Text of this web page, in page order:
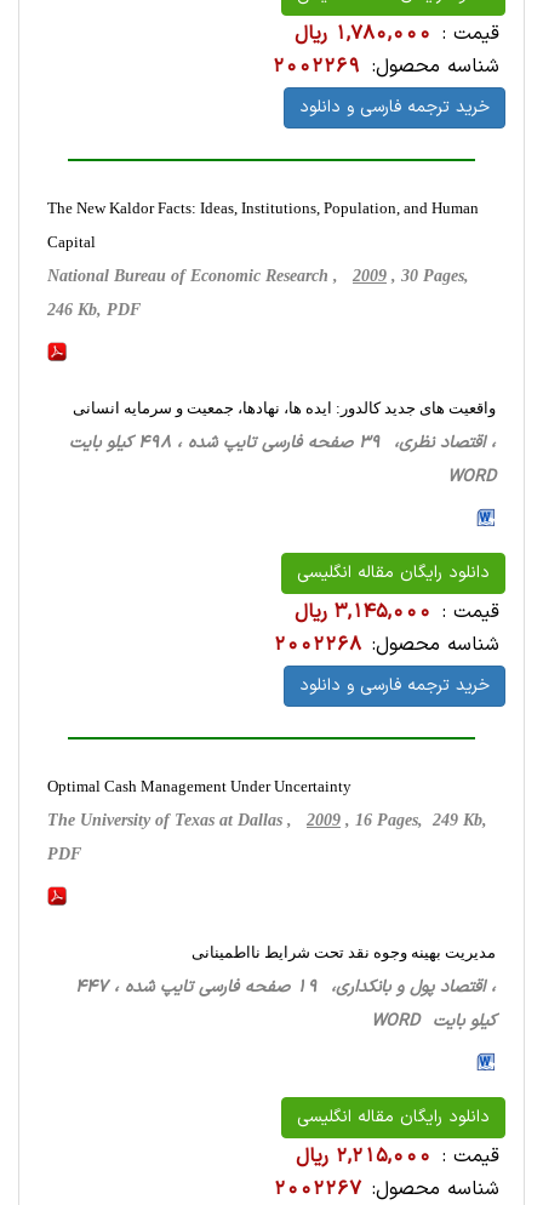
قیمت : 1,780,000 ریال
شناسه محصول: 2002269
خرید ترجمه فارسی و دانلود
The New Kaldor Facts: Ideas, Institutions, Population, and Human
Capital
National Bureau of Economic Research , 2009 , 30 Pages,
246 Kb, PDF
واقعیت های جدید کالدور: ایده ها، نهادها، جمعیت و سرمایه انسانی
، اقتصاد نظری، 39 صفحه فارسی تایپ شده ، 498 کیلو بایت
WORD
دانلود رایگان مقاله انگلیسی
قیمت : 3,145,000 ریال
شناسه محصول: 2002268
خرید ترجمه فارسی و دانلود
Optimal Cash Management Under Uncertainty
The University of Texas at Dallas , 2009 , 16 Pages, 249 Kb,
PDF
مدیریت بهینه وجوه نقد تحت شرایط نااطمینانی
، اقتصاد پول و بانکداری، 19 صفحه فارسی تایپ شده ، 447
کیلو بایت WORD
دانلود رایگان مقاله انگلیسی
قیمت : 2,215,000 ریال
شناسه محصول: 2002267